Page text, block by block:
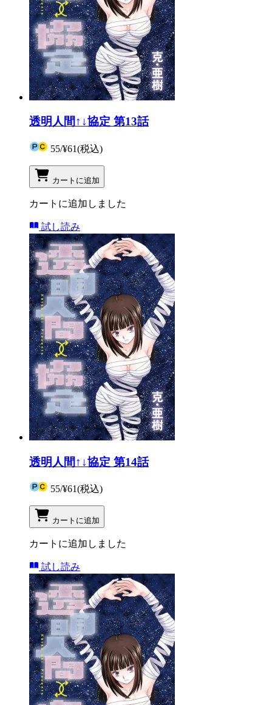
透明人間↑↓協定 第13話
55/¥61(税込)
カートに追加
カートに追加しました
試し読み
透明人間↑↓協定 第14話
55/¥61(税込)
カートに追加
カートに追加しました
試し読み